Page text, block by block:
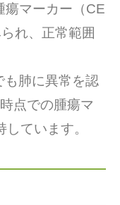
瘍マーカー（CE
れ、正常範囲
も肺に異常を認
点での腫瘍マ
ています。